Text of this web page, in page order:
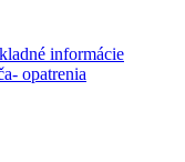
informácie
opatrenia